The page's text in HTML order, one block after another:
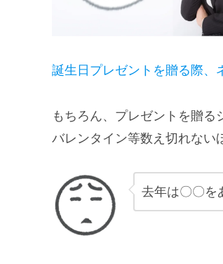
誕生日プレゼントを贈る際、
もちろん、プレゼントを贈る
バレンタイン等数え切れない
去年は〇〇を